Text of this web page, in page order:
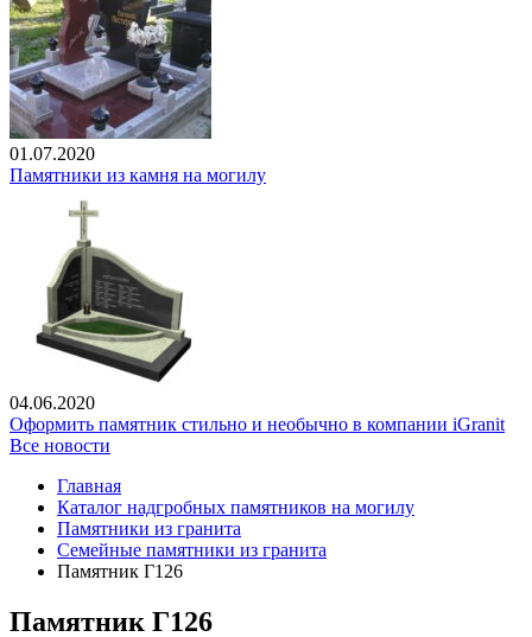
01.07.2020
Памятники из камня на могилу
04.06.2020
Оформить памятник стильно и необычно в компании iGranit
Все новости
Главная
Каталог надгробных памятников на могилу
Памятники из гранита
Семейные памятники из гранита
Памятник Г126
Памятник Г126